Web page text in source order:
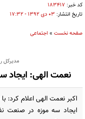
کد خبر: ۱۸۳۴۱۷
تاریخ انتشار: ۰۳ دی ۱۳۹۲ - ۱۷:۳۲
صفحه نخست » اجتماعی
مدیرکل
نعمت الهی:
اکبر نعمت الهی اعلام کرد:
ایجاد سه موزه در صنعت